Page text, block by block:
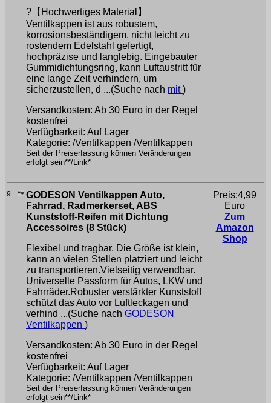
?【Hochwertiges Material】
Ventilkappen ist aus robustem,
korrosionsbeständigem, nicht leicht zu
rostendem Edelstahl gefertigt,
hochpräzise und langlebig. Eingebauter
Gummidichtungsring, kann Luftaustritt für
eine lange Zeit verhindern, um
sicherzustellen, d ...(Suche nach mit)
Versandkosten: Ab 30 Euro in der Regel
kostenfrei
Verfügbarkeit: Auf Lager
Kategorie: /Ventilkappen /Ventilkappen
Seit der Preiserfassung können Veränderungen
erfolgt sein**/Link*
9
GODESON Ventilkappen Auto,
Fahrrad, Radmerkerset, ABS
Kunststoff-Reifen mit Dichtung
Accessoires (8 Stück)
Flexibel und tragbar. Die Größe ist klein,
kann an vielen Stellen platziert und leicht
zu transportieren.Vielseitig verwendbar.
Universelle Passform für Autos, LKW und
Fahrräder.Robuster verstärkter Kunststoff
schützt das Auto vor Luftleckagen und
verhind ...(Suche nach GODESON
Ventilkappen )
Versandkosten: Ab 30 Euro in der Regel
kostenfrei
Verfügbarkeit: Auf Lager
Kategorie: /Ventilkappen /Ventilkappen
Seit der Preiserfassung können Veränderungen
erfolgt sein**/Link*
Preis:4,99
Euro
Zum
Amazon
Shop